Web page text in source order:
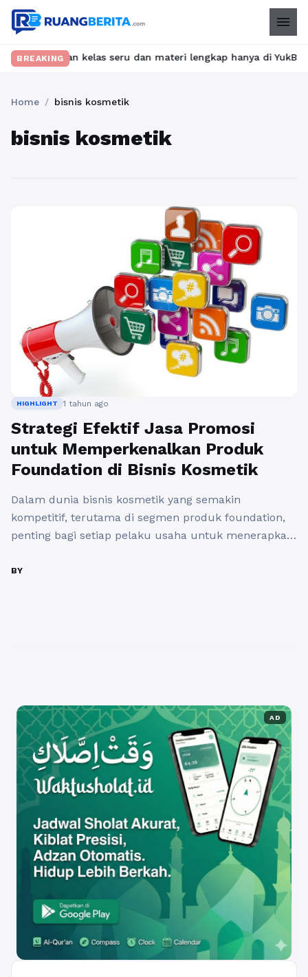
menu
BREAKINGkelas seru dan materi lengkap hanya di
Home / bisnis kosmetik
bisnis kosmetik
HIGHLIGHT 1 tahun ago
Strategi Efektif Jasa Promosi
untuk Memperkenalkan Produk
Foundation di Bisnis Kosmetik
Dalam dunia bisnis kosmetik yang semakin
kompetitif, terutama di segmen produk foundation,
penting bagi setiap pelaku usaha untuk menerapkan
kosmetik menjadi langkah kunci untuk menarik
BY
AD